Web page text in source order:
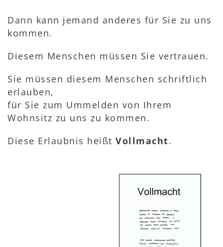
Dann kann jemand anderes für Sie zu uns
kommen.
Diesem Menschen müssen Sie vertrauen.
Sie müssen diesem Menschen schriftlich
erlauben,
für Sie zum Ummelden von Ihrem
Wohnsitz zu uns zu kommen.
Diese Erlaubnis heißt Vollmacht.